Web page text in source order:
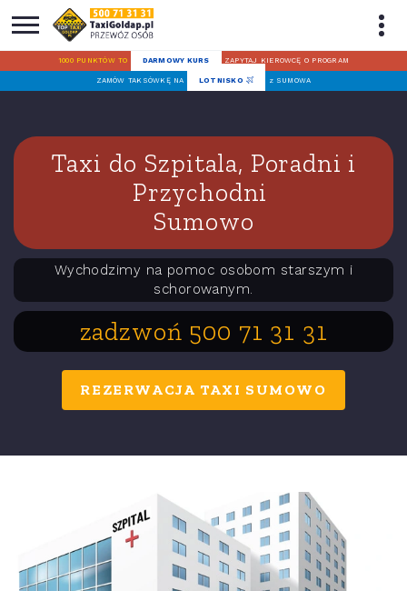
1000 PUNKTÓW TO DARMOWY KURS ZAPYTAJ KIEROWCĘ O PROGRAM
ZAMÓW TAKSÓWKĘ NA LOTNISKO z SUMOWA
Taxi do Szpitala, Poradni i
Przychodni
Sumowo
Wychodzimy na pomoc osobom starszym i
schorowanym.
zadzwoń 500 71 31 31
REZERWACJA TAXI SUMOWO